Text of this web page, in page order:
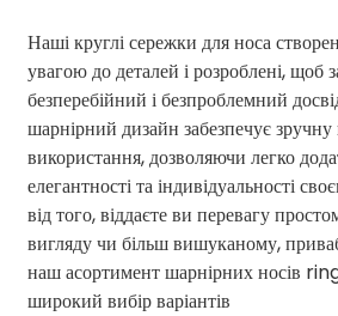
Наші круглі сережки для носа
увагою до деталей і розроблені, щоб
безперебійний і безпроблемний
шарнірний дизайн забезпечує зручну
використання, дозволяючи легко
елегантності та індивідуальності
від того, віддаєте ви перевагу
вигляду чи більш вишуканому,
наш асортимент шарнірних носів
широкий вибір варіантів